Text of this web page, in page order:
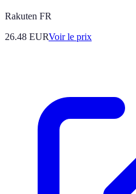
Rakuten FR
26.48 EURVoir le prix